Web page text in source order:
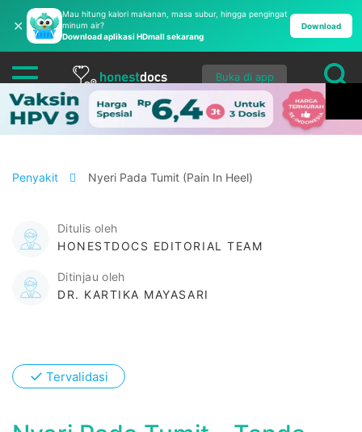
✕
Mau hitung kalori makanan, masa subur, hingga pengingat
minum air?
Download aplikasi HDmall sekarang
Download
Buka di app
Penyakit Nyeri Pada Tumit (Pain In Heel)
Ditulis oleh
HONESTDOCS EDITORIAL TEAM
Ditinjau oleh
DR. KARTIKA MAYASARI
✓ Tervalidasi